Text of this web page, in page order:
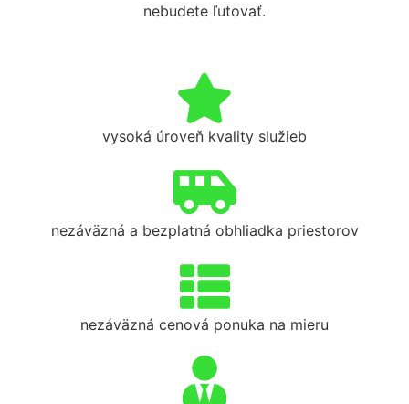
nebudete ľutovať.
vysoká úroveň kvality služieb
nezáväzná a bezplatná obhliadka priestorov
nezáväzná cenová ponuka na mieru